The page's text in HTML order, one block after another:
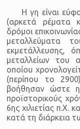
Η γη είναι
(αρκετά ρέματα
δρόμοι
μεταλλεύματα
εκμετάλλευσης,
μεταλλείων του
οποίου
(περίπου το
βοήθησαν ώστε η
προϊστορικούς
6ης χιλιετίας π.Χ.
κατά τη διάρκεια